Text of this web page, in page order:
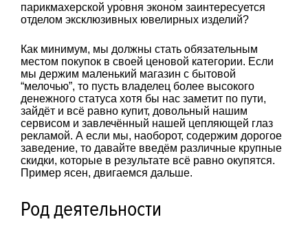
парикмахерской уровня эконом заинтересуется
отделом эксклюзивных ювелирных изделий?
Как минимум, мы должны стать обязательным
местом покупок в своей ценовой категории. Если
мы держим маленький магазин с бытовой
“мелочью”, то пусть владелец более высокого
денежного статуса хотя бы нас заметит по пути,
зайдёт и всё равно купит, довольный нашим
сервисом и завлечённый нашей цепляющей глаз
рекламой. А если мы, наоборот, содержим дорогое
заведение, то давайте введём различные крупные
скидки, которые в результате всё равно окупятся.
Пример ясен, двигаемся дальше.
Род деятельности